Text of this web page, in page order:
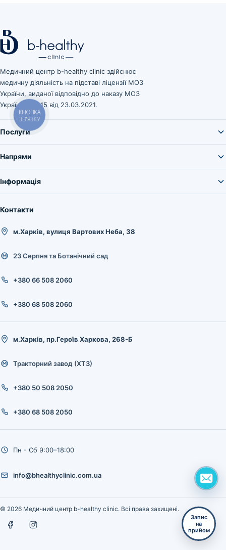
Медичний центр b-healthy clinic здійснює
медичну діяльність на підставі ліцензії МОЗ
України, виданої відповідно до наказу МОЗ
України № 545 від 23.03.2021.
Послуги
Напрями
Інформація
Контакти
м.Харків, вулиця Вартових Неба, 38
23 Серпня та Ботанічний сад
+380 66 508 2060
+380 68 508 2060
м.Харків, пр.Героїв Харкова, 268-Б
Тракторний завод (ХТЗ)
+380 50 508 2050
+380 68 508 2050
Пн - Сб 9:00–18:00
info@bhealthyclinic.com.ua
© 2026 Медичний центр b-healthy clinic. Всі права захищені.
Запис
на
прийом
КНОПКА
ЗВ'ЯЗКУ